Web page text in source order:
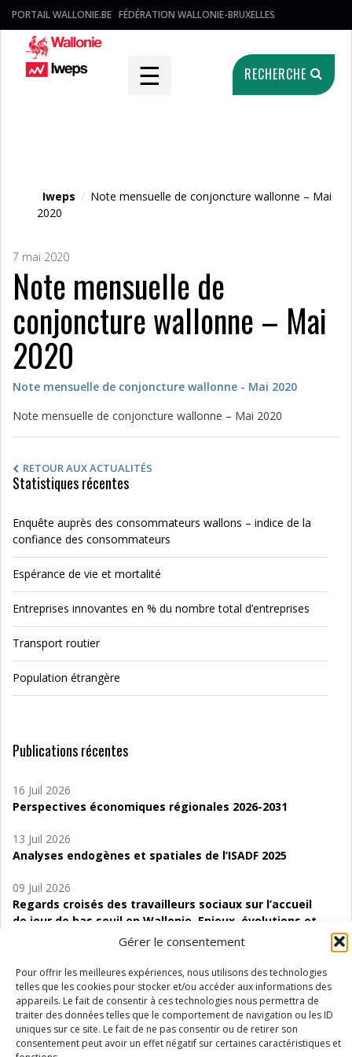
Gérer le consentement
Pour offrir les meilleures expériences, nous utilisons des technologies
telles que les cookies pour stocker et/ou accéder aux informations des
appareils. Le fait de consentir à ces technologies nous permettra de
traiter des données telles que le comportement de navigation ou les ID
uniques sur ce site. Le fait de ne pas consentir ou de retirer son
consentement peut avoir un effet négatif sur certaines caractéristiques et
PORTAIL WALLONIE.BE FÉDÉRATION WALLONIE-BRUXELLES
☰ RECHERCHE
Iweps / Note mensuelle de conjoncture wallonne – Mai
2020
7 mai 2020
Note mensuelle de
conjoncture wallonne – Mai
2020
Note mensuelle de conjoncture wallonne - Mai 2020
Note mensuelle de conjoncture wallonne – Mai 2020
RETOUR AUX ACTUALITÉS
Statistiques récentes
Enquête auprès des consommateurs wallons – indice de la
confiance des consommateurs
Espérance de vie et mortalité
Entreprises innovantes en % du nombre total d’entreprises
Transport routier
Population étrangère
Publications récentes
16 Juil 2026
Perspectives économiques régionales 2026-2031
13 Juil 2026
Analyses endogènes et spatiales de l’ISADF 2025
09 Juil 2026
Regards croisés des travailleurs sociaux sur l’accueil
de jour de bas seuil en Wallonie. Enjeux, évolutions et
06 Juil 2026
Étude d’évaluabilité des Structures
d’accompagnement à l’autocréation d’emploi (SAACE)
01 Juil 2026
Pénurie du personnel infirmier :quels indicateurs